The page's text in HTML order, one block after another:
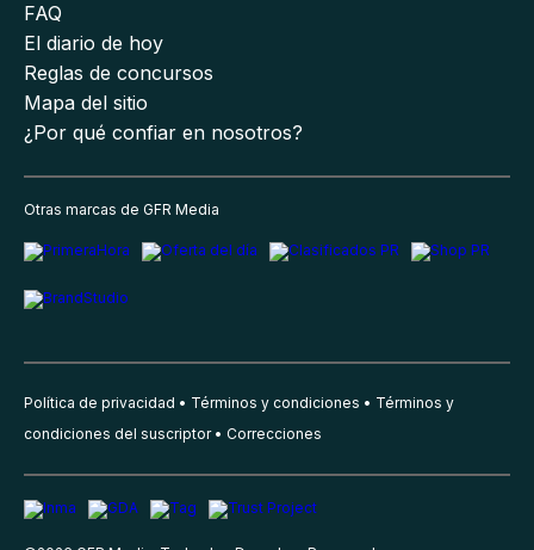
FAQ
El diario de hoy
Reglas de concursos
Mapa del sitio
¿Por qué confiar en nosotros?
Otras marcas de GFR Media
Política de privacidad Términos y condiciones
Términos y
condiciones del suscriptor
Correcciones